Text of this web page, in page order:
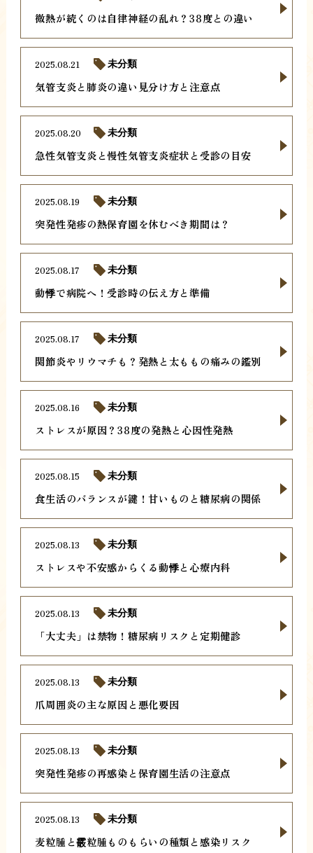
微熱が続くのは自律神経の乱れ？38度との違い
気管支炎と肺炎の違い見分け方と注意点
2025.08.21 未分類
急性気管支炎と慢性気管支炎症状と受診の目安
2025.08.20 未分類
突発性発疹の熱保育園を休むべき期間は？
2025.08.19 未分類
動悸で病院へ！受診時の伝え方と準備
2025.08.17 未分類
関節炎やリウマチも？発熱と太ももの痛みの鑑別
2025.08.17 未分類
ストレスが原因？38度の発熱と心因性発熱
2025.08.16 未分類
食生活のバランスが鍵！甘いものと糖尿病の関係
2025.08.15 未分類
ストレスや不安感からくる動悸と心療内科
2025.08.13 未分類
「大丈夫」は禁物！糖尿病リスクと定期健診
2025.08.13 未分類
爪周囲炎の主な原因と悪化要因
2025.08.13 未分類
突発性発疹の再感染と保育園生活の注意点
2025.08.13 未分類
麦粒腫と霰粒腫ものもらいの種類と感染リスク
2025.08.13 未分類